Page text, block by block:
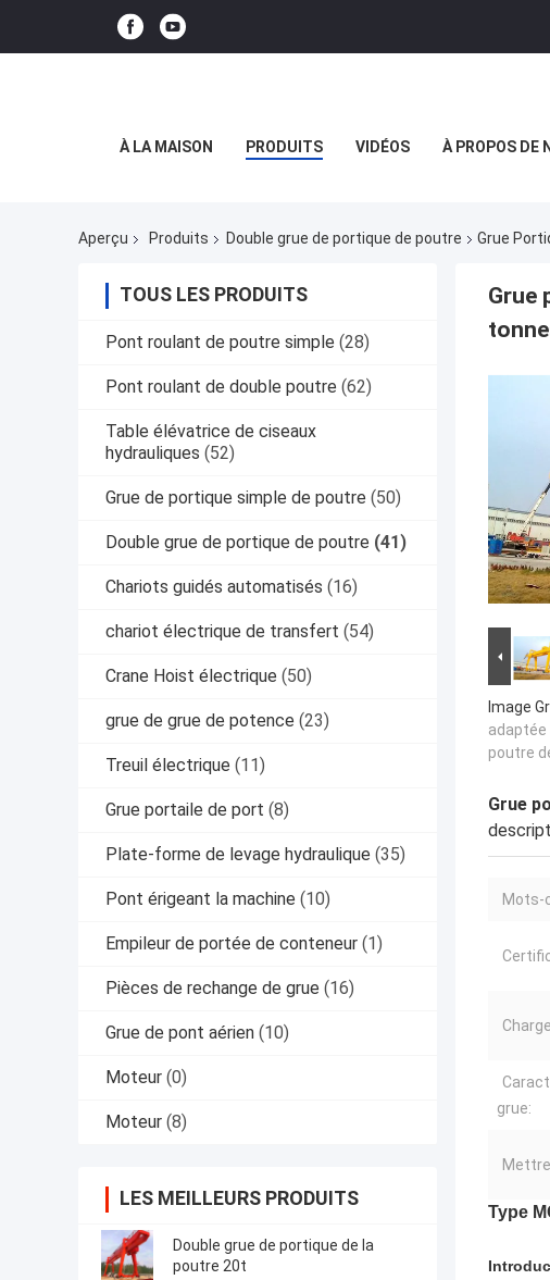
À LA MAISON PRODUITS VIDÉOS À PROPOS DE
Aperçu Produits Double grue de portique de poutre Grue
TOUS LES PRODUITS
Pont roulant de poutre simple (28)
Pont roulant de double poutre (62)
Table élévatrice de ciseaux
hydrauliques (52)
Grue de portique simple de poutre (50)
Double grue de portique de poutre (41)
Chariots guidés automatisés (16)
chariot électrique de transfert (54)
Crane Hoist électrique (50)
grue de grue de potence (23)
Treuil électrique (11)
Grue portaile de port (8)
Plate-forme de levage hydraulique (35)
Pont érigeant la machine (10)
Empileur de portée de conteneur (1)
Pièces de rechange de grue (16)
Grue de pont aérien (10)
Moteur (0)
Moteur (8)
LES MEILLEURS PRODUITS
Double grue de portique de la
poutre 20t
Grue
Image
adaptée
poutre
Grue
Mots-
grue:
Type